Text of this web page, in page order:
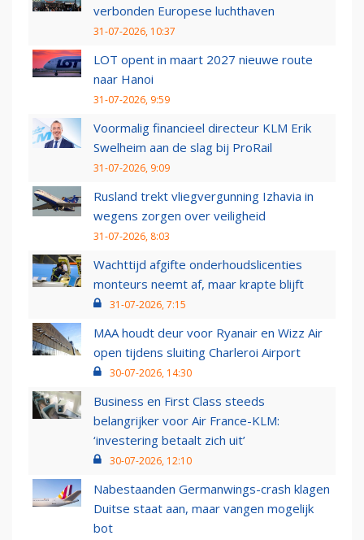
verbonden Europese luchthaven
31-07-2026, 10:37
LOT opent in maart 2027 nieuwe route
naar Hanoi
31-07-2026, 9:59
Voormalig financieel directeur KLM Erik
Swelheim aan de slag bij ProRail
31-07-2026, 9:09
Rusland trekt vliegvergunning Izhavia in
wegens zorgen over veiligheid
31-07-2026, 8:03
Wachttijd afgifte onderhoudslicenties
monteurs neemt af, maar krapte blijft
31-07-2026, 7:15
MAA houdt deur voor Ryanair en Wizz Air
open tijdens sluiting Charleroi Airport
30-07-2026, 14:30
Business en First Class steeds
belangrijker voor Air France-KLM:
‘investering betaalt zich uit’
30-07-2026, 12:10
Nabestaanden Germanwings-crash klagen
Duitse staat aan, maar vangen mogelijk
bot